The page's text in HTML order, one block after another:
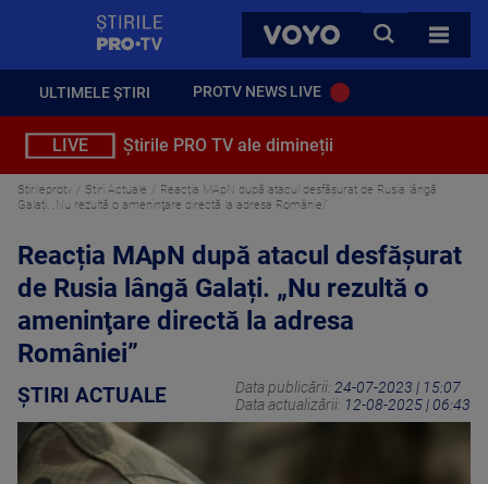
VOYO
CAUTA
TOATE
ULTIMELE ȘTIRI PROTV NEWS LIVE
LIVE Știrile PRO TV ale dimineții
Stirileprotv Știri Actuale
Reacția MApN după atacul desfășurat de Rusia lângă
Galați. „Nu rezultă o ameninţare directă la adresa României”
Reacția MApN după atacul desfășurat
de Rusia lângă Galați. „Nu rezultă o
ameninţare directă la adresa
României”
ȘTIRI ACTUALE Data publicării: 24-07-2023 | 15:07
Data actualizării: 12-08-2025 | 06:43